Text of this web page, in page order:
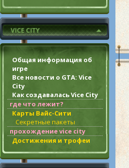
Общая информация об
игре
Все новости о GTA: Vice
City
Как создавалась Vice City
где что лежит?
Карты Вайс-Сити
Секретные пакеты
прохождение vice city
Достижения и трофеи